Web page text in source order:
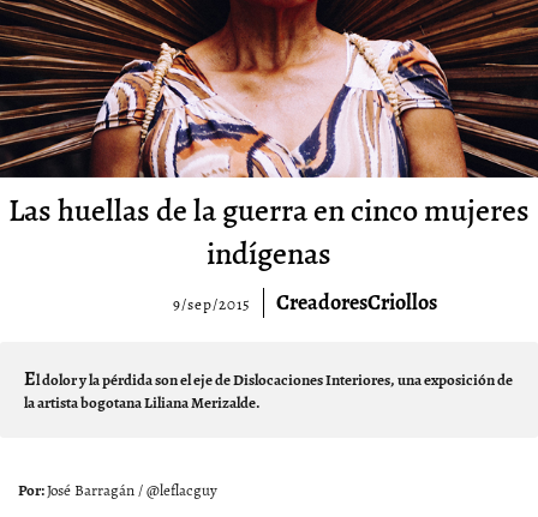
Las huellas de la guerra en cinco mujeres
indígenas
9/sep/2015 CreadoresCriollos
El dolor y la pérdida son el eje de Dislocaciones Interiores, una exposición de
la artista bogotana Liliana Merizalde.
José Barragán / @leflacguy